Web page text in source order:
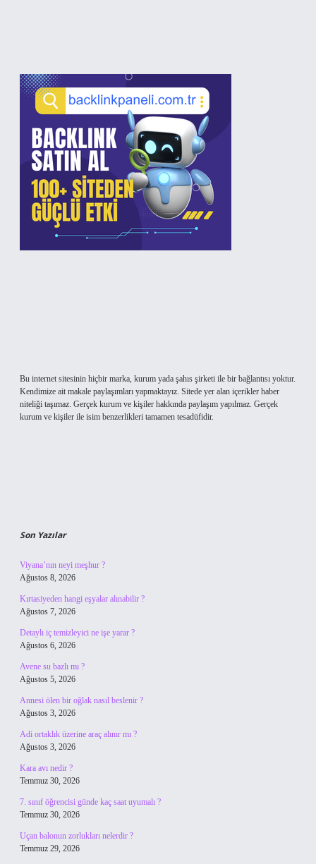
Bu internet sitesinin hiçbir marka, kurum yada şahıs şirketi ile bir bağlantısı yoktur.
Kendimize ait makale paylaşımları yapmaktayız. Sitede yer alan içerikler haber
niteliği taşımaz. Gerçek kurum ve kişiler hakkında paylaşım yapılmaz. Gerçek
kurum ve kişiler ile isim benzerlikleri tamamen tesadüfidir.
Son Yazılar
Viyana’nın neyi meşhur ?
Ağustos 8, 2026
Kırtasiyeden hangi eşyalar alınabilir ?
Ağustos 7, 2026
Detaylı iç temizleyici ne işe yarar ?
Ağustos 6, 2026
Avene su bazlı mı ?
Ağustos 5, 2026
Annesi ölen bir oğlak nasıl beslenir ?
Ağustos 3, 2026
Adi ortaklık üzerine araç alınır mı ?
Ağustos 3, 2026
Kara avı nedir ?
Temmuz 30, 2026
7. sınıf öğrencisi günde kaç saat uyumalı ?
Temmuz 30, 2026
Uçan balonun zorlukları nelerdir ?
Temmuz 29, 2026